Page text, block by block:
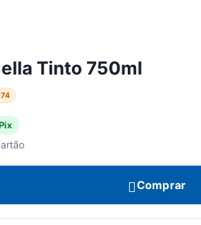
Tinto 750ml
Comprar